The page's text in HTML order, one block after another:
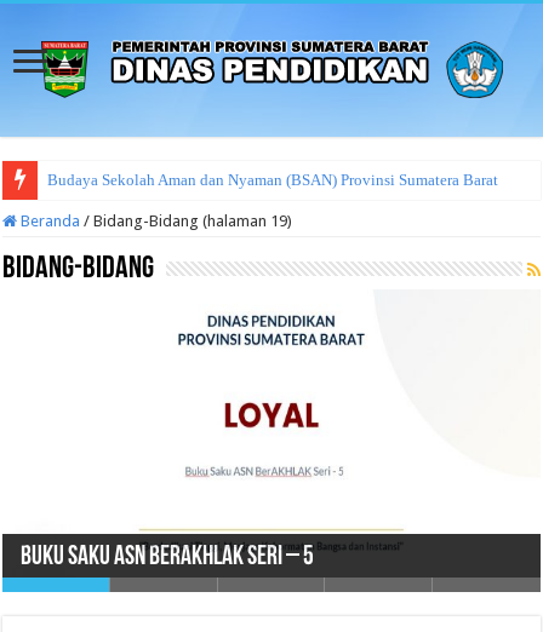
Tata Cara Pengadu
Beranda / Bidang-Bidang (halaman 19)
Bidang-Bidang
Buku Saku ASN BerAKHLAK Seri – 5
Pemenang O2SN Jenjang Pendidikan Khusus (Diksus)
Tingkat Nasional Tahun 2025
Rencana Umum Pengadaan Barang/Jasa
RENCANA STRATEGIS DINAS PENDIDIKAN PROV SUMBAR TAHUN
2021 – 2026
PERATURAN, KEPUTUSAN, DAN KEBIJAKAN YANG DIHASILKAN
OLEH BADAN PUBLIK